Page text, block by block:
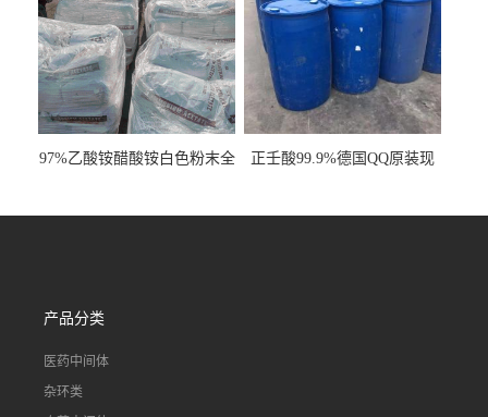
97%乙酸铵醋酸铵白色粉末全
正壬酸99.9%德国QQ原装现
产品分类
医药中间体
杂环类